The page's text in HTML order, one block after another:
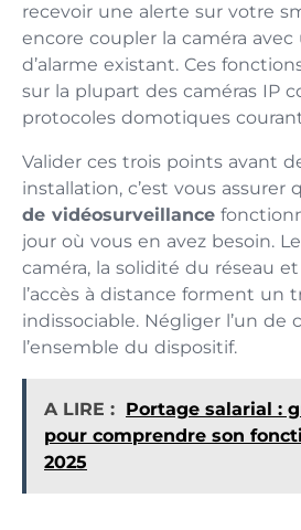
recevoir une alerte sur votre
encore coupler la caméra
d’alarme existant. Ces
sur la plupart des caméras IP
protocoles domotiques
Valider ces trois points avant
installation, c’est vous assurer
de vidéosurveillance
jour où vous en avez besoin.
caméra, la solidité du réseau
l’accès à distance forment un
indissociable. Négliger l’un de
l’ensemble du dispositif.
A LIRE : Portage salarial :
pour comprendre son
2025